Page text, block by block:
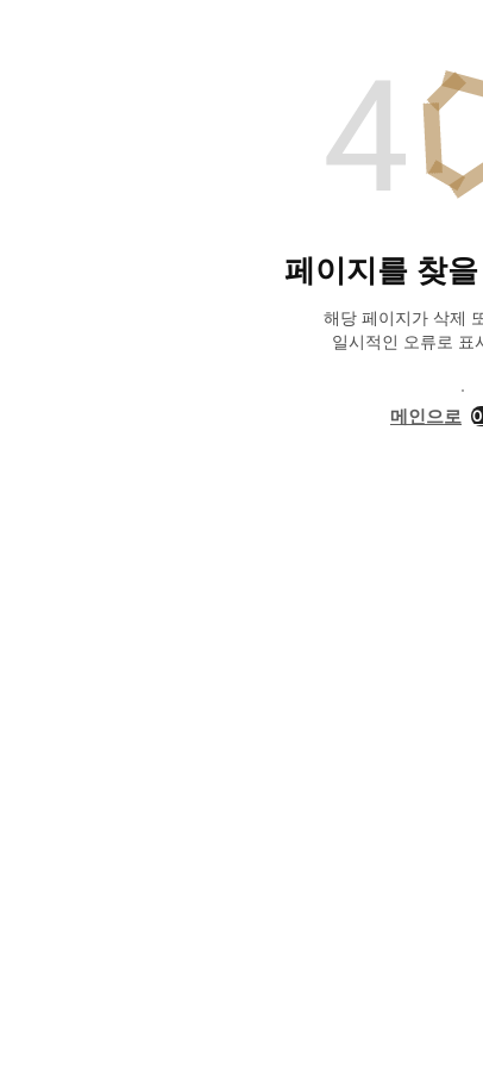
페이지를 찾
해당 페이지가 삭제
일시적인 오류로 표
메인으로